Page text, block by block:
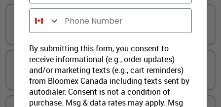
Gourmandises
Ballon à thème coloré
Phone Number
By submitting this form, you consent to
receive informational (e.g., order updates)
and/or marketing texts (e.g., cart reminders)
from Bloomex Canada including texts sent by
autodialer. Consent is not a condition of
purchase. Msg & data rates may apply. Msg